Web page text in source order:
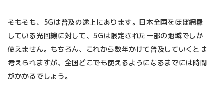
そもそも、5Gは普及の途上にあります。日本全国をほぼ網羅
している光回線に対して、5Gは限定された一部の地域でしか
使えません。もちろん、これから数年かけて普及していくとは
考えられますが、全国どこでも使えるようになるまでには時間
がかかるでしょう。